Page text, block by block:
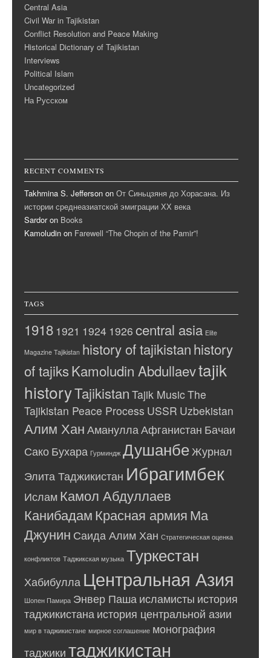
Central Asia
Civil War in Tajikistan
Conflict Resolution and Peace Making
Historical Dictionary of Tajikistan
Interviews
Political Islam
Uncategorized
На Русском
RECENT COMMENTS
Takhmina S. Jefferson on От Синьцзяня до Хорасана. Из
истории среднеазиатской эмиграции ХХ века
Sardoron Books
Kamoludin on Farewell “The Chopin of the Pamir”!
TAGS
1918 1921 1924 1926 central asia Elite
Magazine Tajikistan history of tajikistanhistory
of tajiksKamoludin Abdullaevtajik
historyTajikistan Tajik MusicThe
Tajikistan Peace Process USSR Uzbekistan
Алим Хан Аманулла Афганистан Бачаи
Сако Бухара Гурминдж Душанбе Журнал
Элита Таджикистан Ибрагимбек
Ислам Камол Абдуллаев
КанибадамКрасная армияМа
Джунин Саида Алим Хан Стратегическая оценка
конфликтов Таджикская музыка Туркестан
Хабибулла Центральная Азия
Шопен Памира Энвер Паша исламисты история
таджикистана история центральной азии
мир в таджикистане мирное соглашение монография
таджики таджикистан